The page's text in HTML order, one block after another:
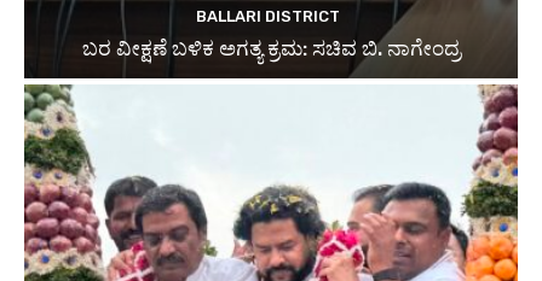
BALLARI DISTRICT
ಬರ ವೀಕ್ಷಣೆ ಬಳಿಕ ಅಗತ್ಯ ಕ್ರಮ: ಸಚಿವ ಬಿ. ನಾಗೇಂದ್ರ